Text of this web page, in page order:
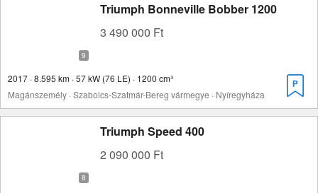
Triumph Bonneville Bobber 1200
3 490 000 Ft
2017 · 8.595 km · 57 kW (76 LE) · 1200 cm³
Magánszemély · Szabolcs-Szatmár-Bereg vármegye · Nyíregyháza
Triumph Speed 400
2 090 000 Ft